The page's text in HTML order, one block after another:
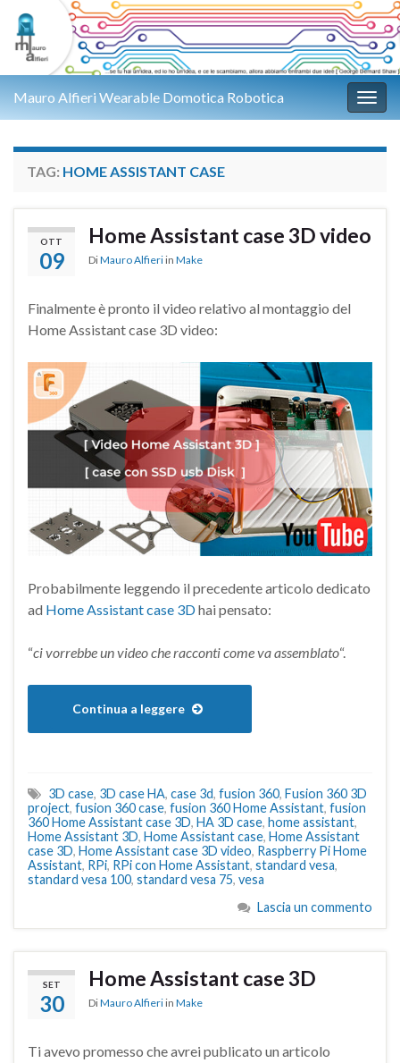
Mauro Alfieri Wearable Domotica Robotica
TAG: HOME ASSISTANT CASE
OTT
09
Home Assistant case 3D video
DiMauro Alfieri in Make
Finalmente è pronto il video relativo al montaggio del
Home Assistant case 3D video:
Probabilmente leggendo il precedente articolo dedicato
ad Home Assistant case 3Dhai pensato:
“ci vorrebbe un video che racconti come va assemblato“.
Continua a leggere
3D case, 3D case HA, case 3d, fusion 360, Fusion 360 3D
project, fusion 360 case, fusion 360 Home Assistant, fusion
360 Home Assistant case 3D, HA 3D case, home assistant,
Home Assistant 3D, Home Assistant case, Home Assistant
case 3D, Home Assistant case 3D video, Raspberry Pi Home
Assistant, RPi, RPi con Home Assistant, standard vesa,
standard vesa 100, standard vesa 75, vesa
Lascia un commento
SET
30
Home Assistant case 3D
DiMauro Alfieri in Make
Ti avevo promesso che avrei publicato un articolo